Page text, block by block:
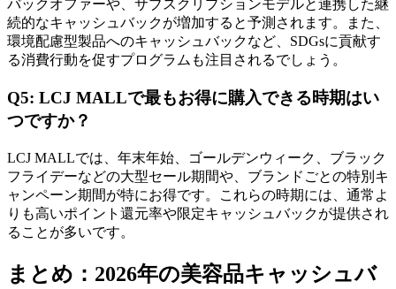
バックオファーや、サブスクリプションモデルと連携した継
続的なキャッシュバックが増加すると予測されます。また、
環境配慮型製品へのキャッシュバックなど、SDGsに貢献す
る消費行動を促すプログラムも注目されるでしょう。
Q5: LCJ MALLで最もお得に購入できる時期はい
つですか？
LCJ MALLでは、年末年始、ゴールデンウィーク、ブラック
フライデーなどの大型セール期間や、ブランドごとの特別キ
ャンペーン期間が特にお得です。これらの時期には、通常よ
りも高いポイント還元率や限定キャッシュバックが提供され
ることが多いです。
まとめ：2026年の美容品キャッシュバ